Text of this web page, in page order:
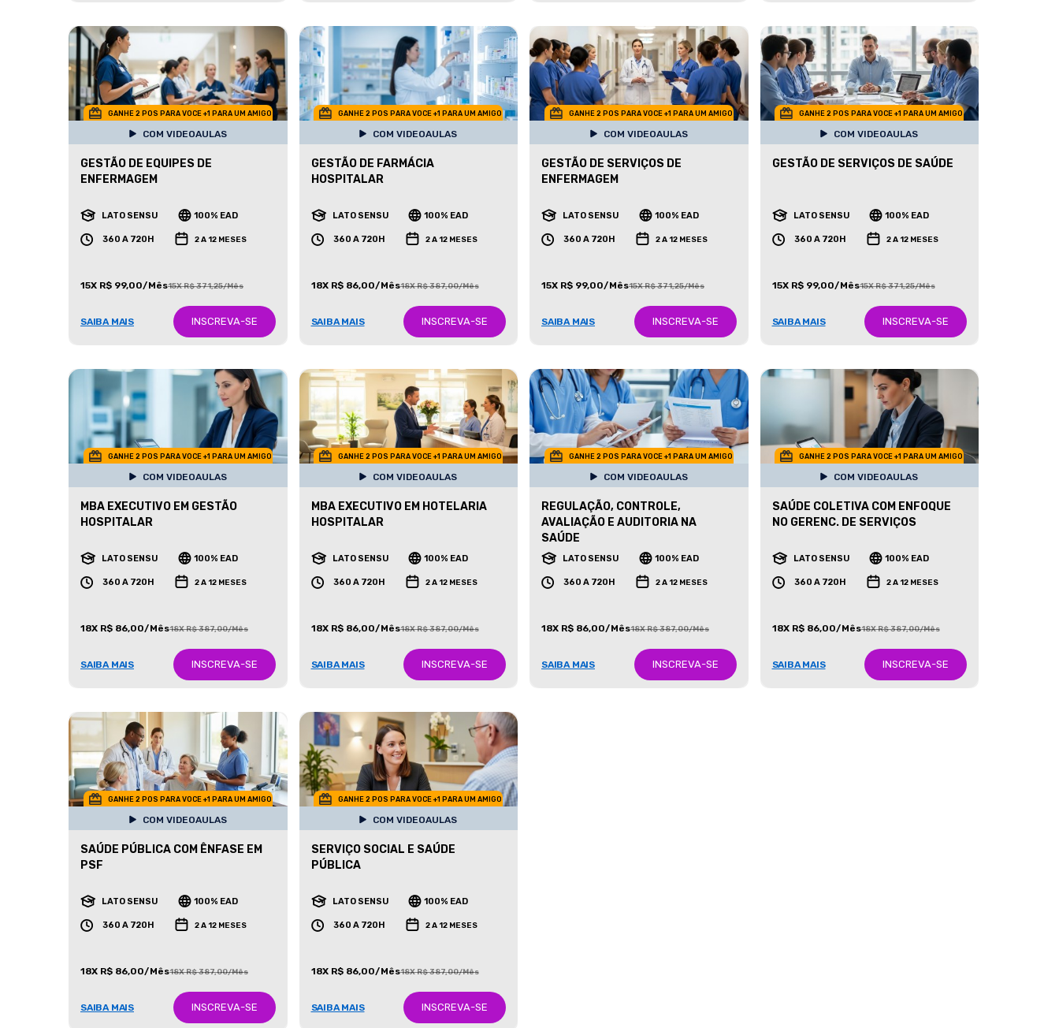
GANHE 2 POS PARA VOCE +1 PARA UM AMIGO
COM VIDEOAULAS
GESTÃO DE EQUIPES DE
ENFERMAGEM
LATO SENSU 100% EAD
360 A 720H 2 A 12 MESES
15X R$ 99,00/Mês15X R$ 371,25/Mês
SAIBA MAIS INSCREVA-SE
GANHE 2 POS PARA VOCE +1 PARA UM AMIGO
COM VIDEOAULAS
GESTÃO DE FARMÁCIA
HOSPITALAR
LATO SENSU 100% EAD
360 A 720H 2 A 12 MESES
18X R$ 86,00/Mês18X R$ 387,00/Mês
SAIBA MAIS INSCREVA-SE
GANHE 2 POS PARA VOCE +1 PARA UM AMIGO
COM VIDEOAULAS
GESTÃO DE SERVIÇOS DE
ENFERMAGEM
LATO SENSU 100% EAD
360 A 720H 2 A 12 MESES
15X R$ 99,00/Mês15X R$ 371,25/Mês
SAIBA MAIS INSCREVA-SE
GANHE 2 POS PARA VOCE +1 PARA UM AMIGO
COM VIDEOAULAS
GESTÃO DE SERVIÇOS DE SAÚDE
LATO SENSU 100% EAD
360 A 720H 2 A 12 MESES
15X R$ 99,00/Mês15X R$ 371,25/Mês
SAIBA MAIS INSCREVA-SE
GANHE 2 POS PARA VOCE +1 PARA UM AMIGO
COM VIDEOAULAS
MBA EXECUTIVO EM GESTÃO
HOSPITALAR
LATO SENSU 100% EAD
360 A 720H 2 A 12 MESES
18X R$ 86,00/Mês18X R$ 387,00/Mês
SAIBA MAIS INSCREVA-SE
GANHE 2 POS PARA VOCE +1 PARA UM AMIGO
COM VIDEOAULAS
MBA EXECUTIVO EM HOTELARIA
HOSPITALAR
LATO SENSU 100% EAD
360 A 720H 2 A 12 MESES
18X R$ 86,00/Mês18X R$ 387,00/Mês
SAIBA MAIS INSCREVA-SE
GANHE 2 POS PARA VOCE +1 PARA UM AMIGO
COM VIDEOAULAS
REGULAÇÃO, CONTROLE,
AVALIAÇÃO E AUDITORIA NA
SAÚDE
LATO SENSU 100% EAD
360 A 720H 2 A 12 MESES
18X R$ 86,00/Mês18X R$ 387,00/Mês
SAIBA MAIS INSCREVA-SE
GANHE 2 POS PARA VOCE +1 PARA UM AMIGO
COM VIDEOAULAS
SAÚDE COLETIVA COM ENFOQUE
NO GERENC. DE SERVIÇOS
LATO SENSU 100% EAD
360 A 720H 2 A 12 MESES
18X R$ 86,00/Mês18X R$ 387,00/Mês
SAIBA MAIS INSCREVA-SE
GANHE 2 POS PARA VOCE +1 PARA UM AMIGO
COM VIDEOAULAS
SAÚDE PÚBLICA COM ÊNFASE EM
PSF
LATO SENSU 100% EAD
360 A 720H 2 A 12 MESES
18X R$ 86,00/Mês18X R$ 387,00/Mês
SAIBA MAIS INSCREVA-SE
GANHE 2 POS PARA VOCE +1 PARA UM AMIGO
COM VIDEOAULAS
SERVIÇO SOCIAL E SAÚDE
PÚBLICA
LATO SENSU 100% EAD
360 A 720H 2 A 12 MESES
18X R$ 86,00/Mês18X R$ 387,00/Mês
SAIBA MAIS INSCREVA-SE